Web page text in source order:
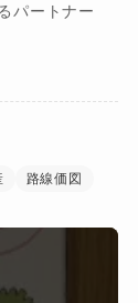
パートナー
路線価図